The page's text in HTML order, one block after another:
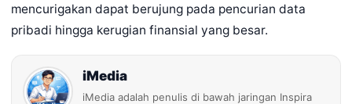
mencurigakan dapat berujung pada pencurian data
pribadi hingga kerugian finansial yang besar.
iMedia
iMedia adalah penulis di bawah jaringan Inspira